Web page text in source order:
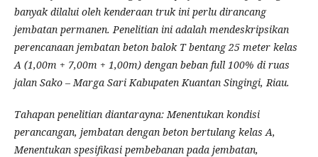
banyak dilalui oleh kenderaan truk ini perlu dirancang
jembatan permanen. Penelitian ini adalah mendeskripsikan
perencanaan jembatan beton balok T bentang 25 meter kelas
A (1,00m + 7,00m + 1,00m) dengan beban full 100% di ruas
jalan Sako – Marga Sari Kabupaten Kuantan Singingi, Riau.
Tahapan penelitian diantarayna: Menentukan kondisi
perancangan, jembatan dengan beton bertulang kelas A,
Menentukan spesifikasi pembebanan pada jembatan,